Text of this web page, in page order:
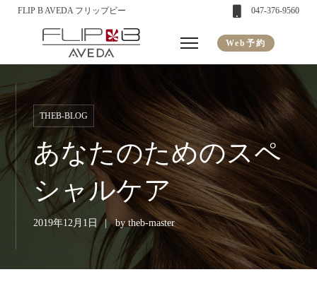
FLIP B AVEDA フリップビー 047-376-9560
Web予約
THEB-BLOG
あなたのためのスペ
シャルケア
2019年12月1日 by theb-master